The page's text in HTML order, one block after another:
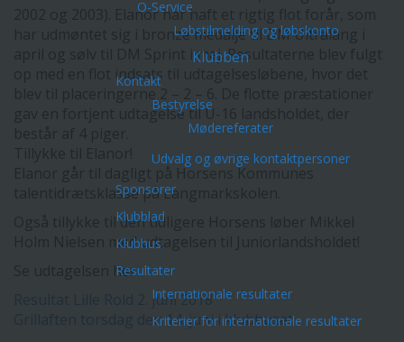
O-Service
Løbstilmelding og løbskonto
Klubben
Kontakt
Bestyrelse
Mødereferater
Udvalg og øvrige kontaktpersoner
Sponsorer
Klubblad
Klubhus
Resultater
Internationale resultater
Kriterier for internationale resultater
2002 og 2003). Elanor har haft et rigtig flot forår, som
har udmøntet sig i bronze medalje til DM Ultralang i
april og sølv til DM Sprint i maj. Resultaterne blev fulgt
op med en flot indsats til udtagelsesløbene, hvor det
tagelse til U-16 landsholdet, der
Elanor går til dagligt på Horsens Kommunes
talentidrætsklasse på Langmarkskolen.
Også tillykke til den tidligere Horsens løber Mikkel
Holm Nielsen med udtagelsen til Juniorlandsholdet!
Se udtagelsen her
Indlægsnavigation
Resultat Lille Rold 2. juni 2018
Grillaften torsdag den 14. juni i klubhuset